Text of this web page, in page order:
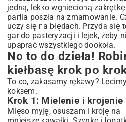
jedną, lekko wgniecioną zakrętkę
partia poszła na zmarnowanie.
uczy się na błędach. Przyda się
gar do pasteryzacji i lejek, żeby
upaprać wszystkiego dookoła.
No to do dzieła!
kiełbasę krok po
To co, zakasamy rękawy?
koksem.
Krok 1: Mielenie i krojenie
Mięso myję, osuszam i kroję na